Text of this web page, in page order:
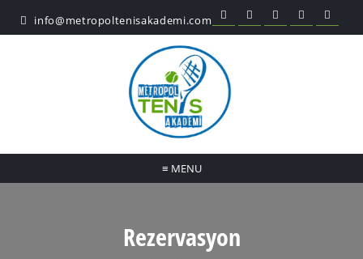
info@metropoltenisakademi.com
≡ MENU
Rezervasyon